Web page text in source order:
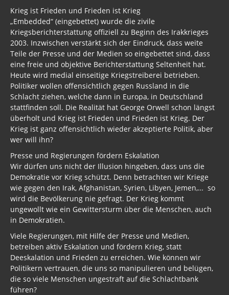
Krieg ist Frieden und Frieden ist Krieg
„Embedded“ (eingebettet) wurde die zivile
Kriegsberichterstattung offiziell zu Beginn des Irakkrieges
2003. Inzwischen verstärkt sich der Eindruck, dass weite
Teile der Presse und der Medien so eingebettet sind, dass
eine freie und objektive Berichterstattung Seltenheit hat.
Heute wird medial einseitige Kriegstreiberei betrieben.
Politiker wollen offensichtlich gegen Russland in die
Schlacht ziehen, welche dann in Europa, in Deutschland
stattfinden soll. Die Realität hat George Orwell schon längst
überholt und Krieg ist Frieden und Frieden ist Krieg. Der
Krieg ist ganz offensichtlich wieder akzeptierte Politik, aber
wer will ihn?
Presse und Regierungen fördern Eskalation
Wir dürfen uns nicht der Illusion hingeben, dass uns die
Demokratie vor Krieg schützt. Denn betrachten wir Kriege
wie gegen den Irak, Afghanistan, Syrien, Libyen, Jemen,… so
wird die Bevölkerung nie gefragt. Der Krieg kommt
ungewollt wie ein Gewittersturm über die Menschen, auch
in Demokratien.
Viele Regierungen, mit Hilfe der Presse und Medien,
betreiben aktiv Eskalation und fördern Krieg, statt
Deeskalation und Frieden zu erreichen. Wie können wir
Politikern vertrauen, die uns so manipulieren und belügen,
die so viele Menschen ungestraft auf die Schlachtbank
führen?